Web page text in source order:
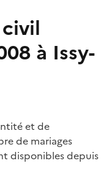
à Issy-
et de
de mariages
disponibles depuis